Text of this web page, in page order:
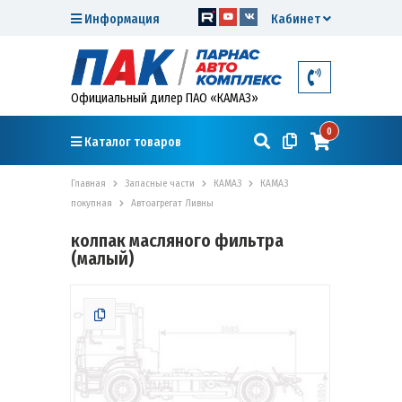
Кабинет
Информация
Официальный дилер ПАО «КАМАЗ»
Каталог товаров
0
Главная Запасные части КАМАЗ
КАМАЗ
покупная
Автоагрегат Ливны
колпак масляного фильтра
(малый)